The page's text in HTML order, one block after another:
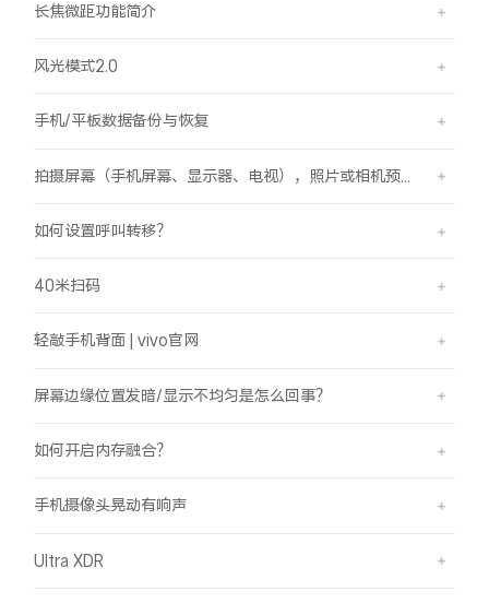
长焦微距功能简介
风光模式2.0
手机/平板数据备份与恢复
如何设置呼叫转移？
40米扫码
轻敲手机背面 | vivo官网
屏幕边缘位置发暗/显示不均匀是怎么回事？
如何开启内存融合？
手机摄像头晃动有响声
Ultra XDR